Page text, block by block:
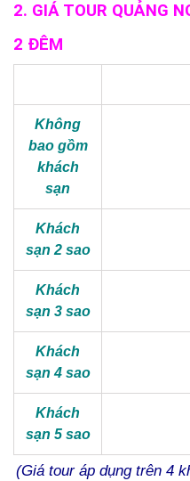
2. GIÁ TOUR QUẢNG
2 ĐÊM
Không
bao gồm
khách
sạn
Khách
sạn 2 sao
Khách
sạn 3 sao
Khách
sạn 4 sao
Khách
sạn 5 sao
(Giá tour áp dụng trên 4